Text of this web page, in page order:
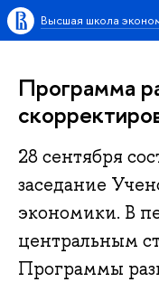
Высшая школа
Программа
28 сентября
заседание
экономики. В
центральным
Программы